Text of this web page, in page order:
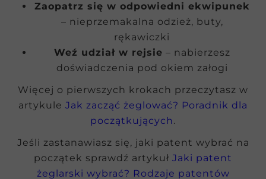
Zaopatrz się w odpowiedni ekwipunek
– nieprzemakalna odzież, buty,
rękawiczki
Weź udział w rejsie – nabierzesz
doświadczenia pod okiem załogi
Więcej o pierwszych krokach przeczytasz w
artykule Jak zacząć żeglować? Poradnik dla
początkujących.
Jeśli zastanawiasz się, jaki patent wybrać na
początek sprawdź artykuł Jaki patent
żeglarski wybrać? Rodzaje patentów